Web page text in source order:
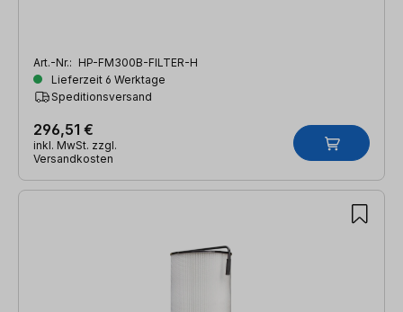
Art.-Nr.: HP-FM300B-FILTER-H
Lieferzeit 6 Werktage
Speditionsversand
296,51 €
inkl. MwSt. zzgl.
Versandkosten